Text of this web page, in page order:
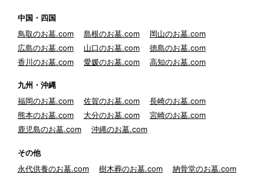
中国・四国
鳥取のお墓.com
島根のお墓.com
岡山のお墓.com
広島のお墓.com
山口のお墓.com
徳島のお墓.com
香川のお墓.com
愛媛のお墓.com 高知のお墓.com
九州・沖縄
福岡のお墓.com
佐賀のお墓.com
長崎のお墓.com
熊本のお墓.com
大分のお墓.com
宮崎のお墓.com
鹿児島のお墓.com
沖縄のお墓.com
その他
永代供養のお墓.com
樹木葬のお墓.com 納骨堂のお墓.com